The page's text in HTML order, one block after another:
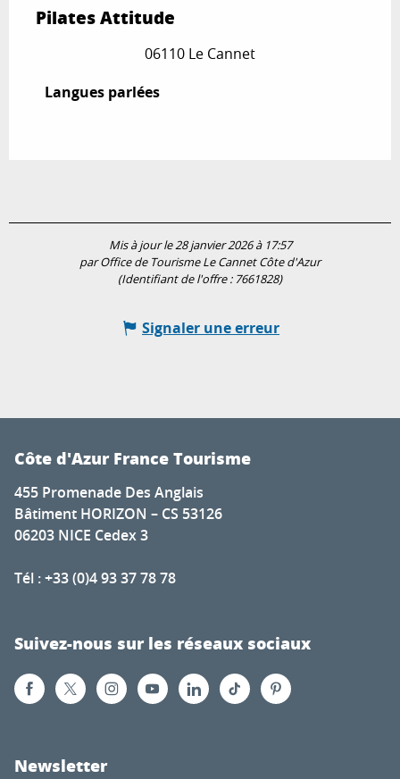
Pilates Attitude
06110 Le Cannet
Langues parlées
Langues parlées
Mis à jour le 28 janvier 2026 à 17:57
par Office de Tourisme Le Cannet Côte d'Azur
(Identifiant de l'offre : 7661828)
Signaler une erreur
Côte d'Azur France Tourisme
455 Promenade Des Anglais
Bâtiment HORIZON – CS 53126
06203 NICE Cedex 3
Tél : +33 (0)4 93 37 78 78
Suivez-nous sur les réseaux sociaux
Newsletter